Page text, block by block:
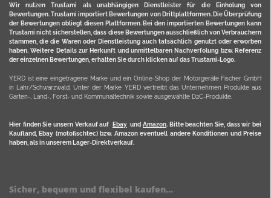
Wir nutzen Trustami als unabhängigen Dienstleister für die Einholung von
Bewertungen. Trustami importiert Bewertungen von Drittplattformen. Die Überprüfung
der Bewertungen obliegt diesen Plattformen. Bei den importierten Bewertungen kann
Trustami nicht sicherstellen, dass diese Bewertungen ausschließlich von Verbrauchern
stammen, die die Waren oder Dienstleistung auch tatsächlich genutzt oder erworben
haben. Weitere Details zur Herkunft und unmittelbaren Nachverfolung bzw. Referenz
der einzelnen Bewertungen, erhalten Sie durch klicken auf das Trustami-Logo.
YERD ist eine eingetragene Marke und ein Online-Shop der Motorgeräte Fischer GmbH
in Lahr/Schwarzwald. Unter der Marke YERD vertreibt das Unternehmen Produkte aus
Garten-, Land-, Forst- und Kommunaltechnik sowie ausgewählte D2C-Produkte.
Hier finden Sie unsern Verkauf auf Ebayund Amazon. Bitte beachten Sie, dass wir bei
Kaufland, Ebay (motofischtec) bzw. Amazon eventuell andere Konditionen und Preise
haben, als in unserem Lager-Direktverkauf.
Sicher, bequem und flexibel kaufen...